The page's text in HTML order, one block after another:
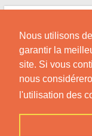
Nous utilisons
garantir la
site. Si vous
nous
l'utilisation des
Skip
content
Nos Conseils pour
Originaire de Chine !